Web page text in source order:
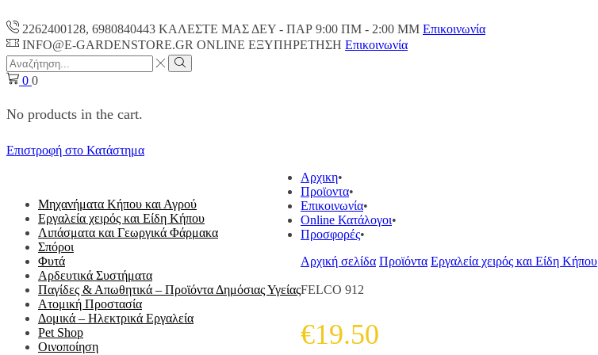
2262400128, 6980840443 ΚΑΛΕΣΤΕ ΜΑΣ ΔΕΥ - ΠΑΡ 9:00 ΠM - 2:00 ΜΜ Επικοινωνία
INFO@E-GARDENSTORE.GR ONLINE ΕΞΥΠΗΡΕΤΗΣH Επικοινωνία
Search
input
Search
0 0
No products in the cart.
Επιστροφή στο Κατάστημα
Μηχανήματα Κήπου και Αγρού
Εργαλεία χειρός και Είδη Κήπου
Λιπάσματα και Γεωργικά Φάρμακα
Σπόροι
Φυτά
Αρδευτικά Συστήματα
Παγίδες & Απωθητικά – Προϊόντα Δημόσιας Υγείας
Ατομική Προστασία
Δομικά – Ηλεκτρικά Εργαλεία
Pet Shop
Οινοποίηση
Αρχικη
Προϊοντα
Επικοινωνία
Online Κατάλογοι
Προσφορές
Αρχική σελίδα Προϊόντα Εργαλεία χειρός και Είδη Κήπου
FELCO 912
€19.50